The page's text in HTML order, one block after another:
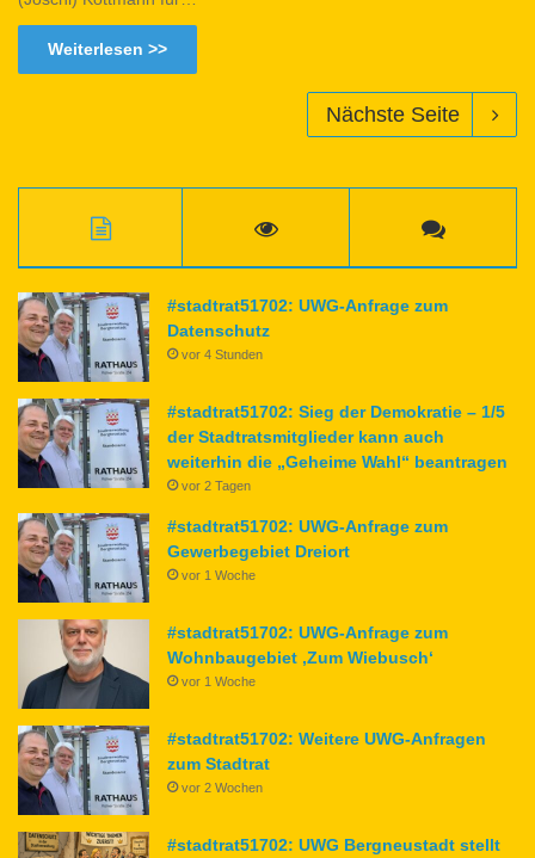
Weiterlesen >>
Nächste Seite
#stadtrat51702: UWG-Anfrage zum
Datenschutz
vor 4 Stunden
#stadtrat51702: Sieg der Demokratie – 1/5
der Stadtratsmitglieder kann auch
weiterhin die „Geheime Wahl“ beantragen
vor 2 Tagen
#stadtrat51702: UWG-Anfrage zum
Gewerbegebiet Dreiort
vor 1 Woche
#stadtrat51702: UWG-Anfrage zum
Wohnbaugebiet ‚Zum Wiebusch‘
vor 1 Woche
#stadtrat51702: Weitere UWG-Anfragen
zum Stadtrat
vor 2 Wochen
#stadtrat51702: UWG Bergneustadt stellt